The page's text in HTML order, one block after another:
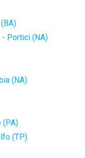
- Portici (NA)
(NA)
(PA)
(TP)